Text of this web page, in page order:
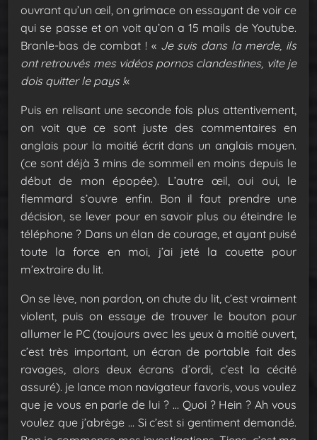
ouvrant qu’un œil, on grimace on essayant de voir ce
qui se passe et on voit qu’on a 15 mails de Youtube.
Branle-bas de combat ! « Je suis dans la merde, ils
ont retrouvés mes vidéos pornos clandestines, vite je
dois quitter le pays !«
Puis en relisant une seconde fois plus attentivement,
on voit que ce sont juste des commentaires en
anglais pour la moitié écrit dans un anglais moyen.
(ce sont déjà 3 mins de sommeil en moins depuis le
début de mon épopée). L’autre œil, oui oui, le
flemmard s’ouvre enfin. Bon il faut prendre une
décision, se lever pour en savoir plus ou éteindre le
téléphone ? Dans un élan de courage, et ayant puisé
toute la force en moi, j’ai jeté la couette pour
m’extraire du lit.
On se lève, non pardon, on chute du lit, c’est vraiment
violent, puis on essaye de trouver le bouton pour
allumer le PC (toujours avec les yeux à moitié ouvert,
c’est très important, un écran de portable fait des
ravages, alors deux écrans d’ordi, c’est la cécité
assuré). je lance mon navigateur favoris, vous voulez
que je vous en parle de lui ? … Quoi ? Hein ? Ah vous
voulez que j’abrège … Si c’est si gentiment demandé.